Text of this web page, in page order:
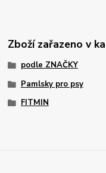
Zboží zařazeno v
podle ZNAČKY
Pamlsky pro psy
FITMIN